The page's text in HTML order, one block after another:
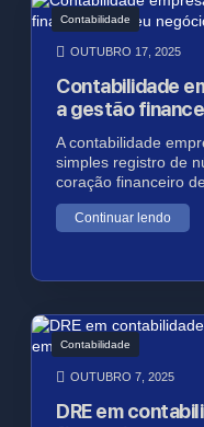
Contabilidade
OUTUBRO 17, 2025
Contabilidade
a gestão
A contabilidade
simples registro de
coração financeiro
Continuar lendo
Contabilidade
OUTUBRO 7, 2025
DRE em